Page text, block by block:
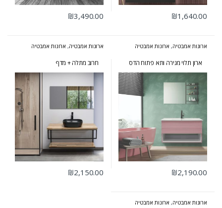
₪1,640.00
₪3,490.00
ארונות אמבטיה, ארונות אמבטיה
ארונות אמבטיה
ארון תלוי מגירה ותא פתוח הדס
₪2,190.00
ארונות אמבטיה, ארונות אמבטיה
ארונות אמבטיה
חרוב מתלה + מדף
₪2,150.00
ארונות אמבטיה, ארונות אמבטיה